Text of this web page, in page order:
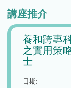
講座推介
「正視精
冇記性、
2026年8月15日